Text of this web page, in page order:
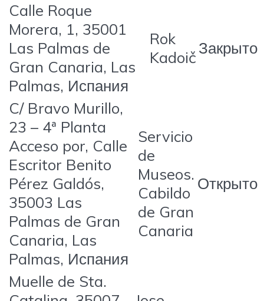
Calle Roque
Morera, 1, 35001
Las Palmas de
Gran Canaria, Las
Palmas, Испания
Rok
KadoičЗакрыто
C/ Bravo Murillo,
23 – 4ª Planta
Acceso por, Calle
Escritor Benito
Pérez Galdós,
35003 Las
Palmas de Gran
Canaria, Las
Palmas, Испания
Servicio
de
Museos.
Cabildo
de Gran
Canaria
Открыто
Muelle de Sta.